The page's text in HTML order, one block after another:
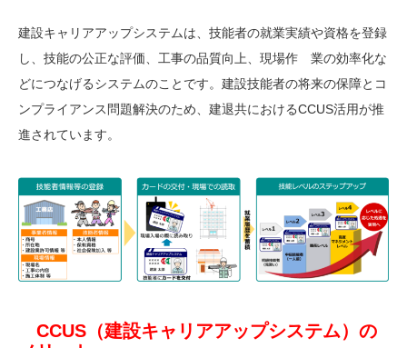
建設キャリアアップシステムは、技能者の就業実績や資格を登録
し、技能の公正な評価、工事の品質向上、現場作 業の効率化な
どにつなげるシステムのことです。建設技能者の将来の保障とコ
ンプライアンス問題解決のため、建退共におけるCCUS活用が推
進されています。
CCUS（建設キャリアアップシステム）の